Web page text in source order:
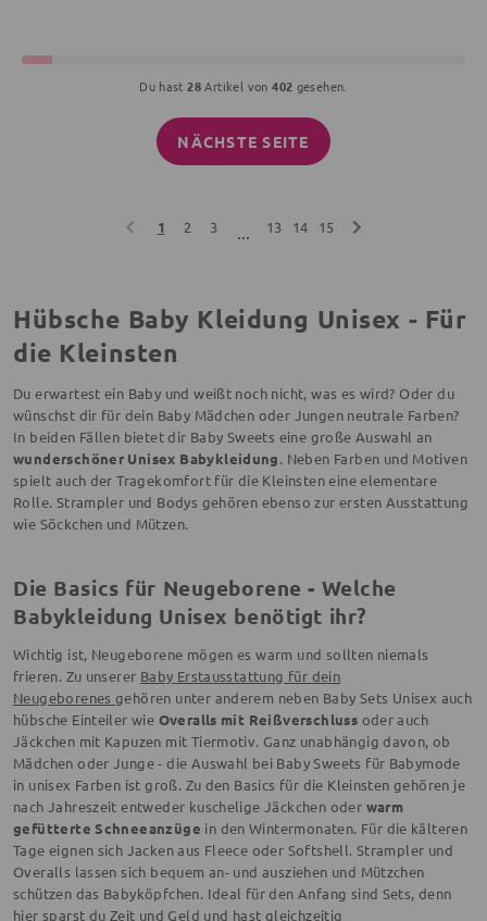
Du hast 28Artikel von402 gesehen.
NÄCHSTE SEITE
1 2 3 13 14 15
Hübsche Baby Kleidung Unisex - Für
die Kleinsten
Du erwartest ein Baby und weißt noch nicht, was es wird? Oder du
wünschst dir für dein Baby Mädchen oder Jungen neutrale Farben?
In beiden Fällen bietet dir Baby Sweets eine große Auswahl an
wunderschöner Unisex Babykleidung. Neben Farben und Motiven
spielt auch der Tragekomfort für die Kleinsten eine elementare
Rolle. Strampler und Bodys gehören ebenso zur ersten Ausstattung
wie Söckchen und Mützen.
Die Basics für Neugeborene - Welche
Babykleidung Unisex benötigt ihr?
Wichtig ist, Neugeborene mögen es warm und sollten niemals
frieren. Zu unserer Baby Erstausstattung für dein
Neugeborenesgehören unter anderem neben Baby Sets Unisex auch
hübsche Einteiler wie Overalls mit Reißverschluss oder auch
Jäckchen mit Kapuzen mit Tiermotiv. Ganz unabhängig davon, ob
Mädchen oder Junge - die Auswahl bei Baby Sweets für Babymode
in unisex Farben ist groß. Zu den Basics für die Kleinsten gehören je
nach Jahreszeit entweder kuschelige Jäckchen oder warm
gefütterte Schneeanzüge in den Wintermonaten. Für die kälteren
Tage eignen sich Jacken aus Fleece oder Softshell. Strampler und
Overalls lassen sich bequem an- und ausziehen und Mützchen
schützen das Babyköpfchen. Ideal für den Anfang sind Sets, denn
hier sparst du Zeit und Geld und hast gleichzeitig